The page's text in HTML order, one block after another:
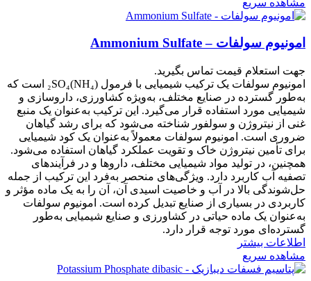
مشاهده سریع
امونیوم سولفات – Ammonium Sulfate
جهت استعلام قیمت تماس بگیرید.
امونیوم سولفات یک ترکیب شیمیایی با فرمول (NH₄)₂SO₄ است که
به‌طور گسترده در صنایع مختلف، به‌ویژه کشاورزی، داروسازی و
شیمیایی مورد استفاده قرار می‌گیرد. این ترکیب به‌عنوان یک منبع
غنی از نیتروژن و سولفور شناخته می‌شود که برای رشد گیاهان
ضروری است. امونیوم سولفات معمولاً به‌عنوان یک کود شیمیایی
برای تأمین نیتروژن خاک و تقویت عملکرد گیاهان استفاده می‌شود.
همچنین، در تولید مواد شیمیایی مختلف، داروها و در فرآیندهای
تصفیه آب کاربرد دارد. ویژگی‌های منحصر به‌فرد این ترکیب از جمله
حل‌شوندگی بالا در آب و خاصیت اسیدی آن، آن را به یک ماده مؤثر و
کاربردی در بسیاری از صنایع تبدیل کرده است. امونیوم سولفات
به‌عنوان یک ماده حیاتی در کشاورزی و صنایع شیمیایی به‌طور
گسترده‌ای مورد توجه قرار دارد.
اطلاعات بیشتر
مشاهده سریع